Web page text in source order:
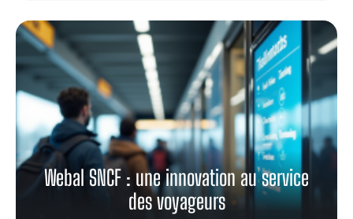
Webal SNCF : une innovation au service
des voyageurs